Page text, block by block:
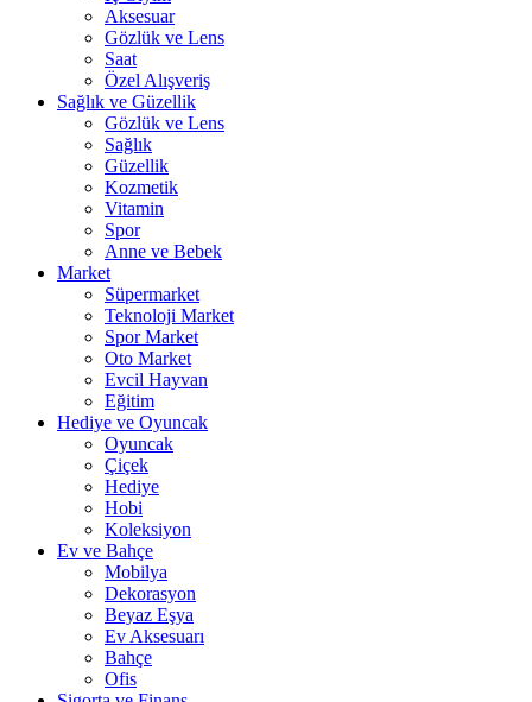
Aksesuar
Gözlük ve Lens
Saat
Özel Alışveriş
Sağlık ve Güzellik
Gözlük ve Lens
Sağlık
Güzellik
Kozmetik
Vitamin
Spor
Anne ve Bebek
Market
Süpermarket
Teknoloji Market
Spor Market
Oto Market
Evcil Hayvan
Eğitim
Hediye ve Oyuncak
Oyuncak
Çiçek
Hediye
Hobi
Koleksiyon
Ev ve Bahçe
Mobilya
Dekorasyon
Beyaz Eşya
Ev Aksesuarı
Bahçe
Ofis